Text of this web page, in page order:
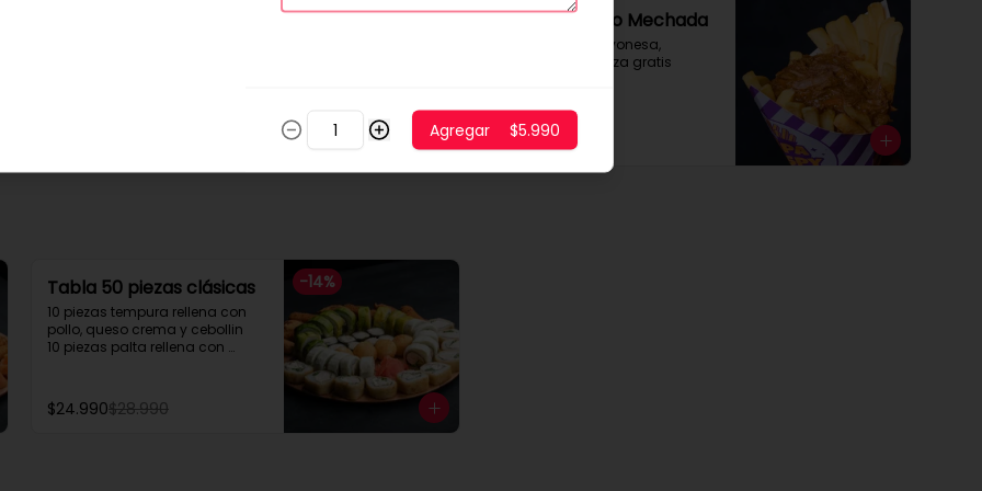
Cono Mediano Mechada
Con extra de Mayonesa,
ketchup o mostaza gratis
$4.900
-14%
Tabla 50 piezas clásicas
10 piezas tempura rellena con
pollo, queso crema y cebollin
10 piezas palta rellena con
pollo, palta y cebollin
4 gyosas pollo y cerdo
$24.990$28.990
Agregar $5.990